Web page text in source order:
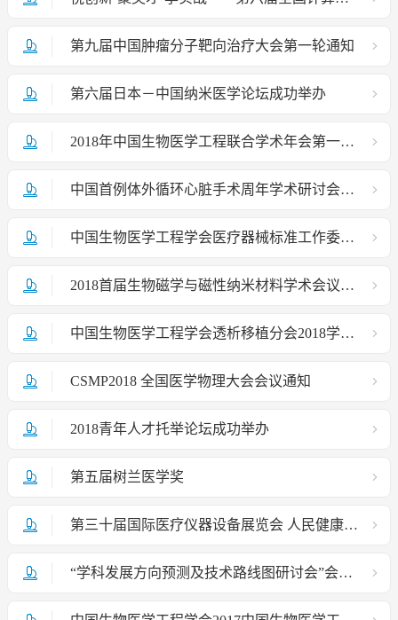
第九届中国肿瘤分子靶向治疗大会第一轮通知
第六届日本－中国纳米医学论坛成功举办
2018年中国生物医学工程联合学术年会第一轮通知
中国首例体外循环心脏手术周年学术研讨会圆满落幕
中国生物医学工程学会医疗器械标准工作委员会第五次委员会议会议简讯
2018首届生物磁学与磁性纳米材料学术会议通知
中国生物医学工程学会透析移植分会2018学术会议程暨第二届公济透析移植论会议通知
CSMP2018 全国医学物理大会会议通知
2018青年人才托举论坛成功举办
第五届树兰医学奖
第三十届国际医疗仪器设备展览会 人民健康系统工程论坛通知
“学科发展方向预测及技术路线图研讨会”会议纪要